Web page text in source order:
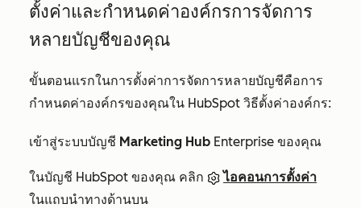
ตั้งค่าและกำหนดค่าองค์กรการจัดการ
หลายบัญชีของคุณ
ขั้นตอนแรกในการตั้งค่าการจัดการหลายบัญชีคือการ
กำหนดค่าองค์กรของคุณใน HubSpot วิธีตั้งค่าองค์กร:
เข้าสู่ระบบบัญชี Marketing Hub Enterprise ของคุณ
ในบัญชี HubSpot ของคุณ คลิก
ไอคอนการตั้งค่า
ในแถบนำทางด้านบน